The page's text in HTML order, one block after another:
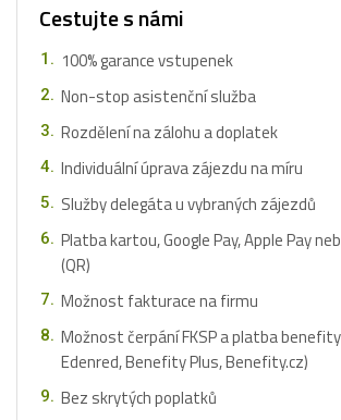
Cestujte s námi
100% garance vstupenek
Non-stop asistenční služba
Rozdělení na zálohu a doplatek
Individuální úprava zájezdu na míru
Služby delegáta u vybraných zájezdů
Platba kartou, Google Pay, Apple Pay
(QR)
Možnost fakturace na firmu
Možnost čerpání FKSP a platba
Edenred, Benefity Plus, Benefity.cz)
Bez skrytých poplatků